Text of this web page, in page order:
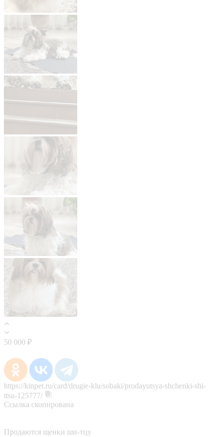
50 000 ₽
https://kinpet.ru/card/drugie-klu/sobaki/prodayutsya-shchenki-shi-
ttsu-125777/
Ссылка скопирована
Продаются щенки ши-тцу